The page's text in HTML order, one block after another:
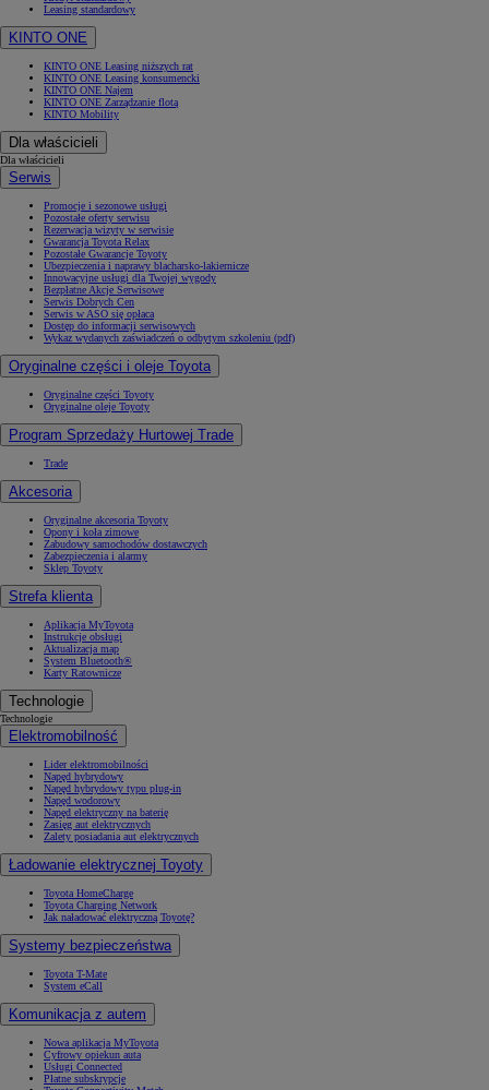
Leasing standardowy
KINTO ONE
KINTO ONE Leasing niższych rat
KINTO ONE Leasing konsumencki
KINTO ONE Najem
KINTO ONE Zarządzanie flotą
KINTO Mobility
Dla właścicieli
Dla właścicieli
Serwis
Promocje i sezonowe usługi
Pozostałe oferty serwisu
Rezerwacja wizyty w serwisie
Gwarancja Toyota Relax
Pozostałe Gwarancje Toyoty
Ubezpieczenia i naprawy blacharsko-lakiernicze
Innowacyjne usługi dla Twojej wygody
Bezpłatne Akcje Serwisowe
Serwis Dobrych Cen
Serwis w ASO się opłaca
Dostęp do informacji serwisowych
Wykaz wydanych zaświadczeń o odbytym szkoleniu (pdf)
Oryginalne części i oleje Toyota
Oryginalne części Toyoty
Oryginalne oleje Toyoty
Program Sprzedaży Hurtowej Trade
Trade
Akcesoria
Oryginalne akcesoria Toyoty
Opony i koła zimowe
Zabudowy samochodów dostawczych
Zabezpieczenia i alarmy
Sklep Toyoty
Strefa klienta
Aplikacja MyToyota
Instrukcje obsługi
Aktualizacja map
System Bluetooth®
Karty Ratownicze
Technologie
Technologie
Elektromobilność
Lider elektromobilności
Napęd hybrydowy
Napęd hybrydowy typu plug-in
Napęd wodorowy
Napęd elektryczny na baterię
Zasięg aut elektrycznych
Zalety posiadania aut elektrycznych
Ładowanie elektrycznej Toyoty
Toyota HomeCharge
Toyota Charging Network
Jak naładować elektryczną Toyotę?
Systemy bezpieczeństwa
Toyota T-Mate
System eCall
Komunikacja z autem
Nowa aplikacja MyToyota
Cyfrowy opiekun auta
Usługi Connected
Płatne subskrypcje